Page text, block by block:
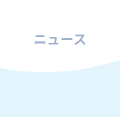
ニュース